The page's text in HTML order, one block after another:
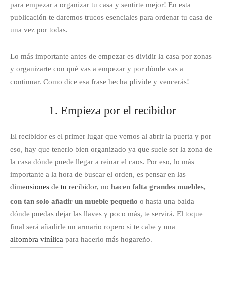
para empezar a organizar tu casa y sentirte mejor! En esta
publicación te daremos trucos esenciales para ordenar tu casa de
una vez por todas.
Lo más importante antes de empezar es dividir la casa por zonas
y organizarte con qué vas a empezar y por dónde vas a
continuar. Como dice esa frase hecha ¡divide y vencerás!
1. Empieza por el recibidor
El recibidor es el primer lugar que vemos al abrir la puerta y por
eso, hay que tenerlo bien organizado ya que suele ser la zona de
la casa dónde puede llegar a reinar el caos. Por eso, lo más
importante a la hora de buscar el orden, es pensar en las
dimensiones de tu recibidor, no hacen falta grandes muebles,
con tan solo añadir un mueble pequeño o hasta una balda
dónde puedas dejar las llaves y poco más, te servirá. El toque
final será añadirle un armario ropero si te cabe y una
alfombra vinílica para hacerlo más hogareño.